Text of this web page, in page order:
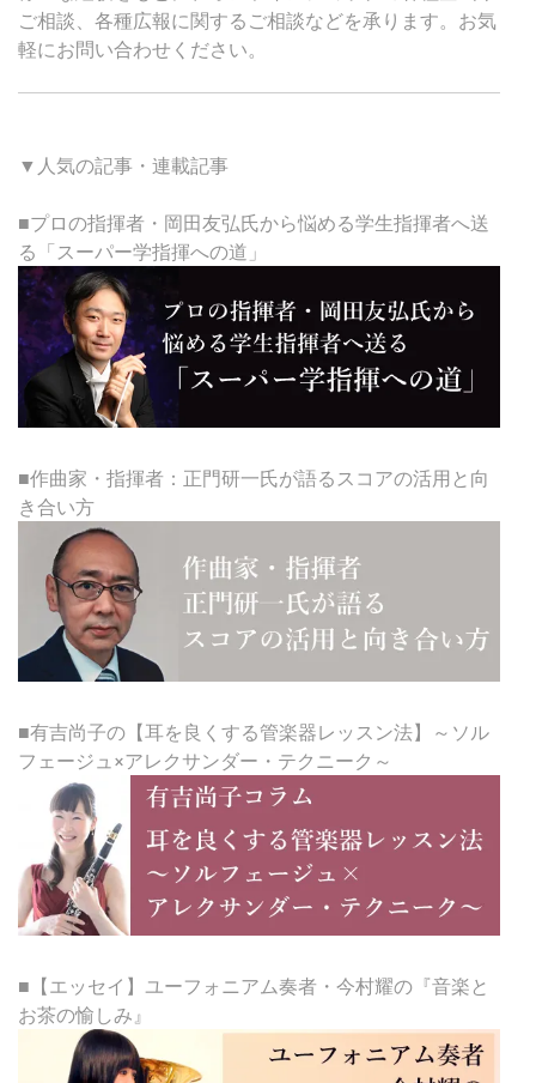
ご相談、各種広報に関するご相談などを承ります。お気
軽にお問い合わせください。
▼人気の記事・連載記事
■プロの指揮者・岡田友弘氏から悩める学生指揮者へ送
る「スーパー学指揮への道」
■作曲家・指揮者：正門研一氏が語るスコアの活用と向
き合い方
■有吉尚子の【耳を良くする管楽器レッスン法】～ソル
フェージュ×アレクサンダー・テクニーク～
■【エッセイ】ユーフォニアム奏者・今村耀の『音楽と
お茶の愉しみ』